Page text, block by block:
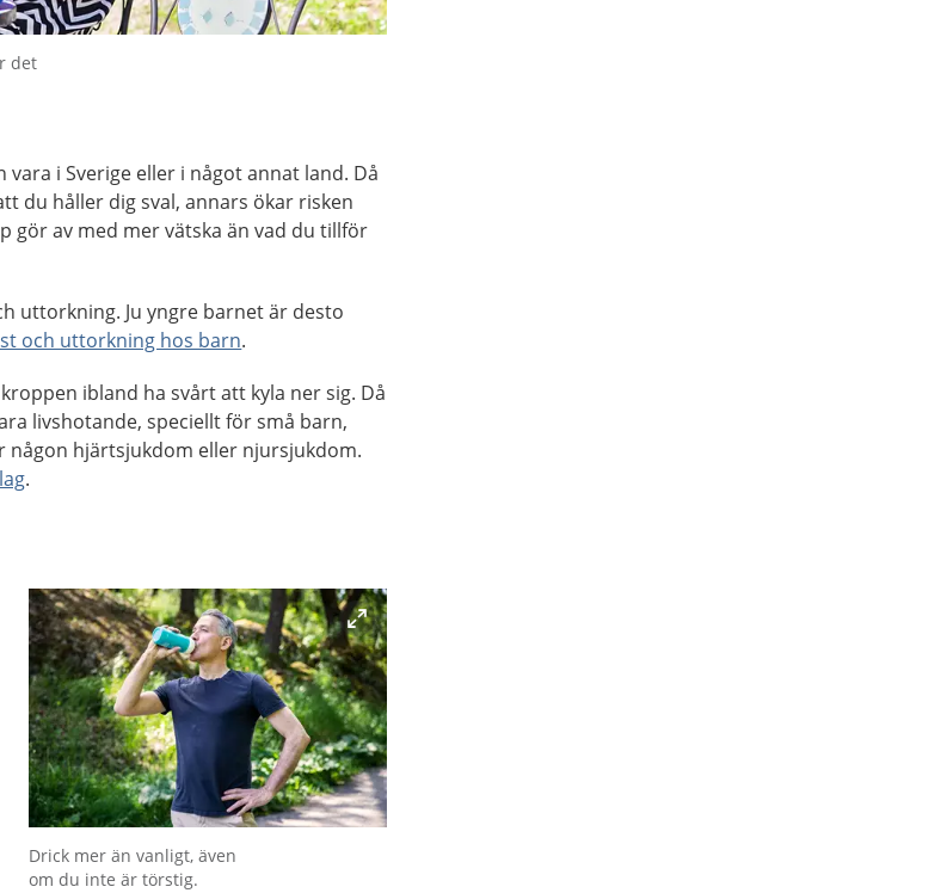
det
i Sverige eller i något annat land. Då
du håller dig sval, annars ökar risken
gör av med mer vätska än vad du tillför
uttorkning. Ju yngre barnet är desto
och uttorkning hos barn.
ibland ha svårt att kyla ner sig. Då
livshotande, speciellt för små barn,
någon hjärtsjukdom eller njursjukdom.
.
Förstora bilden
Drick mer än vanligt, även
om du inte är törstig.